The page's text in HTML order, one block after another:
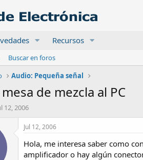
Recursos
Buscar en foros
Audio: Pequeña señal
de mezcla al PC
12, 2006
Jul 12, 2006
Hola, me interesa saber como
amplificador o hay algún